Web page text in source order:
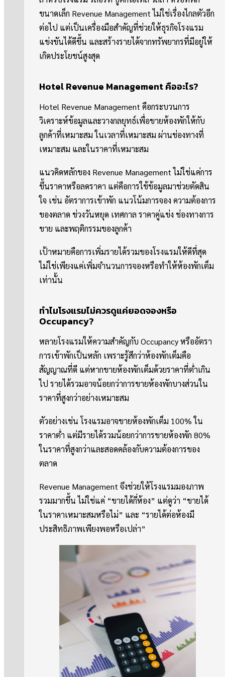
ขนาดเล็ก Revenue Management ไม่ใช่เรื่องไกลตัวอีก
ต่อไป แต่เป็นเครื่องมือสำคัญที่ช่วยให้ธุรกิจโรงแรม
แข่งขันได้ดีขึ้น และสร้างรายได้จากทรัพยากรที่มีอยู่ให้
เกิดประโยชน์สูงสุด
Hotel Revenue Management คืออะไร?
Hotel Revenue Management คือกระบวนการ
วิเคราะห์ข้อมูลและวางกลยุทธ์เพื่อขายห้องพักให้กับ
ลูกค้าที่เหมาะสม ในเวลาที่เหมาะสม ผ่านช่องทางที่
เหมาะสม และในราคาที่เหมาะสม
แนวคิดหลักของ Revenue Management ไม่ใช่แค่การ
ขึ้นราคาหรือลดราคา แต่คือการใช้ข้อมูลมาช่วยตัดสิน
ใจ เช่น อัตราการเข้าพัก แนวโน้มการจอง ความต้องการ
ของตลาด ช่วงวันหยุด เทศกาล ราคาคู่แข่ง ช่องทางการ
ขาย และพฤติกรรมของลูกค้า
เป้าหมายคือการเพิ่มรายได้รวมของโรงแรมให้ดีที่สุด
ไม่ใช่เพียงแค่เพิ่มจำนวนการจองหรือทำให้ห้องพักเต็ม
เท่านั้น
ทำไมโรงแรมไม่ควรดูแค่ยอดจองหรือ
Occupancy?
หลายโรงแรมให้ความสำคัญกับ Occupancy หรืออัตรา
การเข้าพักเป็นหลัก เพราะรู้สึกว่าห้องพักเต็มคือ
สัญญาณที่ดี แต่หากขายห้องพักเต็มด้วยราคาที่ต่ำเกิน
ไป รายได้รวมอาจน้อยกว่าการขายห้องพักบางส่วนใน
ราคาที่สูงกว่าอย่างเหมาะสม
ตัวอย่างเช่น โรงแรมอาจขายห้องพักเต็ม 100% ใน
ราคาต่ำ แต่มีรายได้รวมน้อยกว่าการขายห้องพัก 80%
ในราคาที่สูงกว่าและสอดคล้องกับความต้องการของ
ตลาด
Revenue Management จึงช่วยให้โรงแรมมองภาพ
รวมมากขึ้น ไม่ใช่แค่ “ขายได้กี่ห้อง” แต่ดูว่า “ขายได้
ในราคาเหมาะสมหรือไม่” และ “รายได้ต่อห้องมี
ประสิทธิภาพเพียงพอหรือเปล่า”